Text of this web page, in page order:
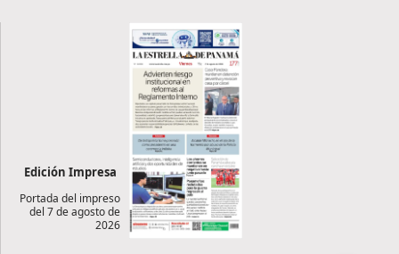
Edición Impresa
Portada del impreso
del 7 de agosto de
2026